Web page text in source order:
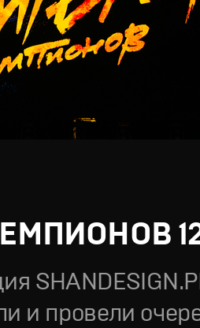
и провели